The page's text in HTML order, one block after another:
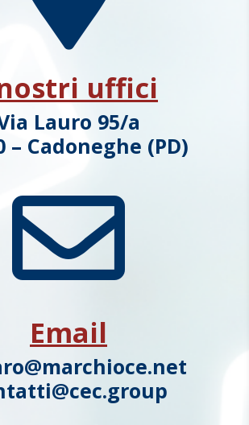
uffici
Lauro 95/a
– Cadoneghe (PD)

Email